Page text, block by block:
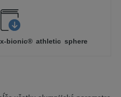
bionic® athletic sphere